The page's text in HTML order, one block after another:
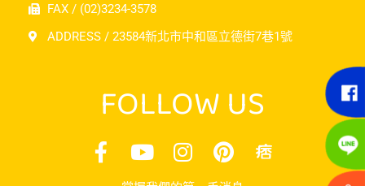
FAX / (02)3234-3578
ADDRESS / 23584新北市中和區立德街7巷1號
FOLLOW US